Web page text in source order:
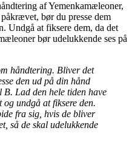
af Yemenkamæleoner,
bør du presse dem
Undgå at fiksere dem, da det
bør udelukkende ses på
håndtering. Bliver det
den ud på din hånd
Lad den hele tiden have
undgå at fiksere den.
fra sig, hvis de bliver
så de skal udelukkende